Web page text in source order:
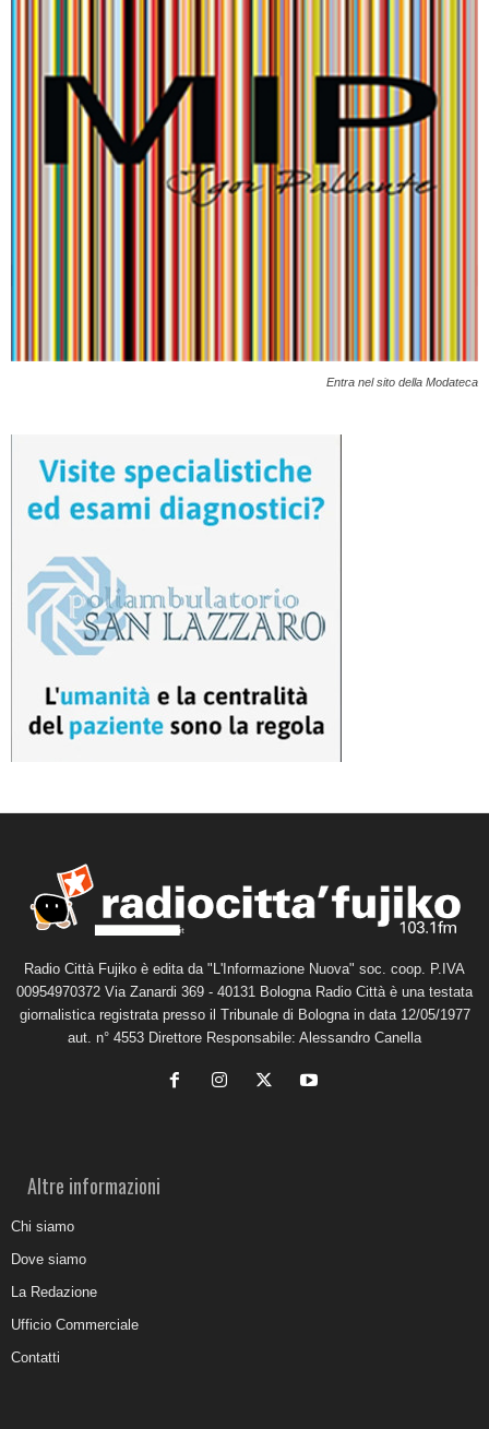
Entra nel sito della Modateca
Radio Città Fujiko è edita da "L'Informazione Nuova" soc. coop. P.IVA
00954970372 Via Zanardi 369 - 40131 Bologna Radio Città è una testata
giornalistica registrata presso il Tribunale di Bologna in data 12/05/1977
aut. n° 4553 Direttore Responsabile: Alessandro Canella
Altre informazioni
Chi siamo
Dove siamo
La Redazione
Ufficio Commerciale
Contatti